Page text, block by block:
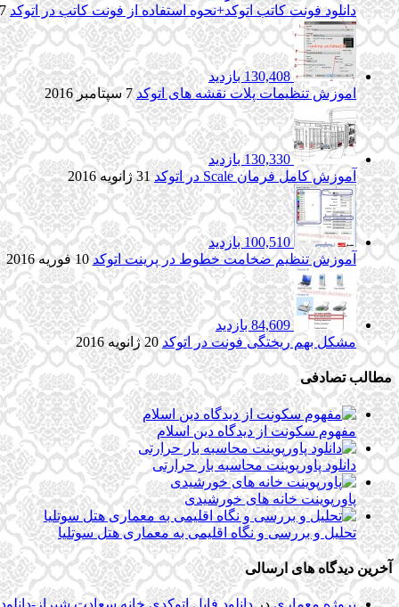
دانلود فونت کاتب اتوکد+نحوه استفاده از فونت کاتب در اتوکد 7 آگوست 2017
130,408 بازدید
اموزش تنظیمات پلات نقشه های اتوکد 7 سپتامبر 2016
130,330 بازدید
آموزش کامل فرمان Scale در اتوکد
31 ژانویه 2016
100,510 بازدید
آموزش تنظیم ضخامت خطوط در پرینت اتوکد 10 فوریه 2016
84,609 بازدید
مشکل بهم ریختگی فونت در اتوکد 20 ژانویه 2016
مطالب تصادفی
مفهوم سکونت از دیدگاه دین اسلام
دانلود پاورپوینت محاسبه بار حرارتی
پاورپوینت خانه های خورشیدی
تحلیل و بررسی و نگاه اقلیمی به معماری هتل سوتلیا
آخرین دیدگاه های ارسالی